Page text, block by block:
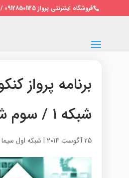
فروشگاه اینترنتی پرواز 09128501125 / 02122691010
برنامه پرواز
شبکه ۱ / سوم شهریور ۹۳
25 آگوست 2014 | شبکه اول سیما